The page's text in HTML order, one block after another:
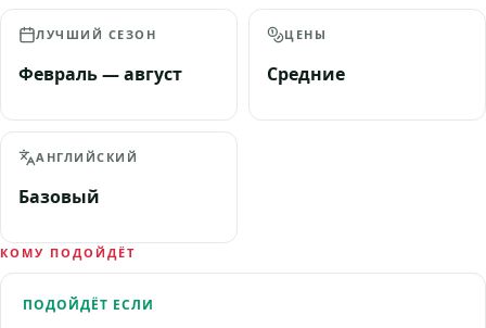
ЛУЧШИЙ СЕЗОН
Февраль — август
ЦЕНЫ
Средние
АНГЛИЙСКИЙ
Базовый
КОМУ ПОДОЙДЁТ
ПОДОЙДЁТ ЕСЛИ